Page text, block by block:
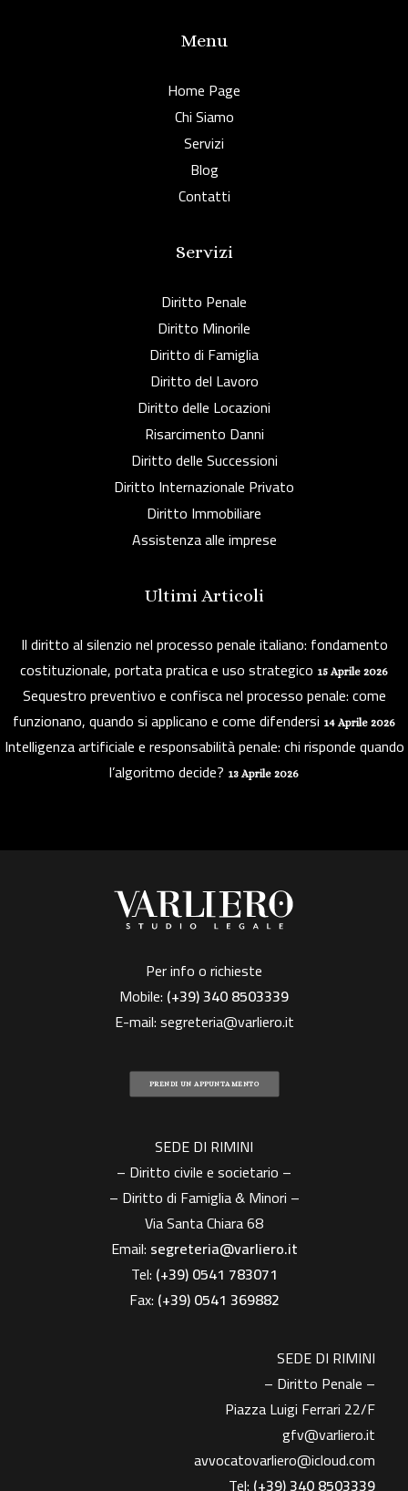
Menu
Home Page
Chi Siamo
Servizi
Blog
Contatti
Servizi
Diritto Penale
Diritto Minorile
Diritto di Famiglia
Diritto del Lavoro
Diritto delle Locazioni
Risarcimento Danni
Diritto delle Successioni
Diritto Internazionale Privato
Diritto Immobiliare
Assistenza alle imprese
Ultimi Articoli
Il diritto al silenzio nel processo penale italiano: fondamento
costituzionale, portata pratica e uso strategico 15 Aprile 2026
Sequestro preventivo e confisca nel processo penale: come
funzionano, quando si applicano e come difendersi 14 Aprile 2026
Intelligenza artificiale e responsabilità penale: chi risponde quando
l’algoritmo decide? 13 Aprile 2026
Per info o richieste
Mobile: (+39)340 8503339
E-mail:segreteria@varliero.it
PRENDI UN APPUNTAMENTO
SEDE DI RIMINI
– Diritto civile e societario –
– Diritto di Famiglia & Minori –
Via Santa Chiara 68
Email: segreteria@varliero.it
Tel: (+39) 0541 783071
Fax: (+39)0541 369882
SEDE DI RIMINI
– Diritto Penale –
Piazza Luigi Ferrari 22/F
gfv@varliero.it
avvocatovarliero@icloud.com
Tel: (+39) 340 8503339